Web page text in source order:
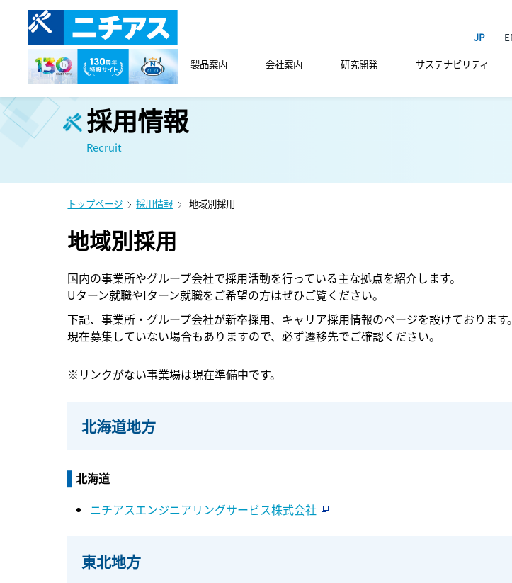
製品案内 会社案内 研究開発 サステナビリティ
採用情報
Recruit
トップページ 採用情報 地域別採用
地域別採用
国内の事業所やグループ会社で採用活動を行っている主な拠点を紹介します。
Uターン就職やIターン就職をご希望の方はぜひご覧ください。
下記、事業所・グループ会社が新卒採用、キャリア採用情報のページを設けております。
現在募集していない場合もありますので、必ず遷移先でご確認ください。
※リンクがない事業場は現在準備中です。
北海道地方
北海道
ニチアスエンジニアリングサービス株式会社
東北地方